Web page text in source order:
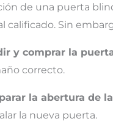
de una puerta
calificado. Sin
y comprar la
correcto.
la abertura de
la nueva puerta.